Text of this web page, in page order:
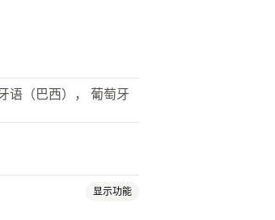
语（巴西）， 葡萄牙
显示功能